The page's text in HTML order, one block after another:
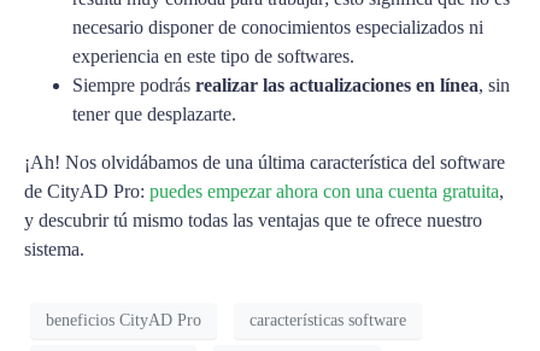
necesario disponer de conocimientos especializados ni
experiencia en este tipo de softwares.
Siempre podrás realizar las actualizaciones en línea, sin
tener que desplazarte.
¡Ah! Nos olvidábamos de una última característica del software
de CityAD Pro: puedes empezar ahora con una cuenta gratuita,
y descubrir tú mismo todas las ventajas que te ofrece nuestro
sistema.
beneficios CityAD Pro características software